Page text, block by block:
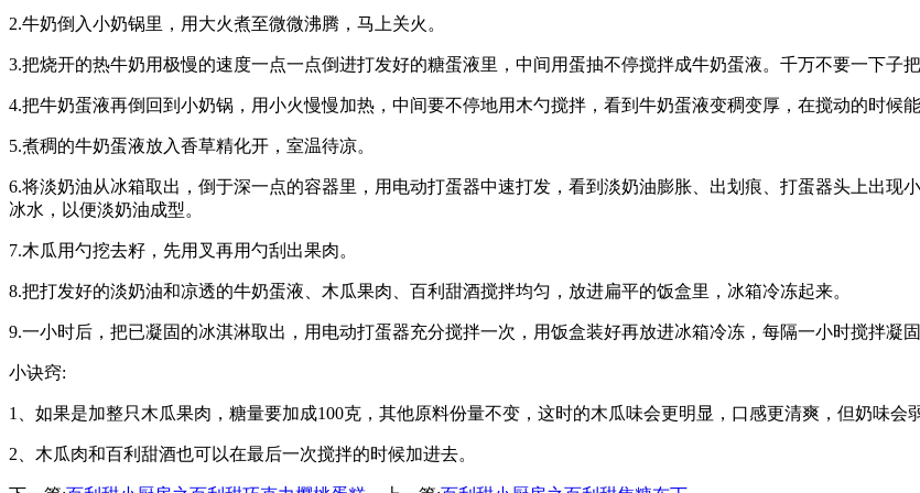
2.牛奶倒入小奶锅里，用大火煮至微微沸腾，马上关火。
3.把烧开的热牛奶用极慢的速度一点一点倒进打发好的糖蛋液里，中间用蛋抽不停搅拌成牛奶蛋液。千万不要一下子
4.把牛奶蛋液再倒回到小奶锅，用小火慢慢加热，中间要不停地用木勺搅拌，看到牛奶蛋液变稠变厚，在搅动的时候
5.煮稠的牛奶蛋液放入香草精化开，室温待凉。
6.将淡奶油从冰箱取出，倒于深一点的容器里，用电动打蛋器中速打发，看到淡奶油膨胀、出划痕、打蛋器头上出
冰水，以便淡奶油成型。
7.木瓜用勺挖去籽，先用叉再用勺刮出果肉。
8.把打发好的淡奶油和凉透的牛奶蛋液、木瓜果肉、百利甜酒搅拌均匀，放进扁平的饭盒里，冰箱冷冻起来。
9.一小时后，把已凝固的冰淇淋取出，用电动打蛋器充分搅拌一次，用饭盒装好再放进冰箱冷冻，每隔一小时搅拌凝固
小诀窍:
1、如果是加整只木瓜果肉，糖量要加成100克，其他原料份量不变，这时的木瓜味会更明显，口感更清爽，但奶味会
2、木瓜肉和百利甜酒也可以在最后一次搅拌的时候加进去。